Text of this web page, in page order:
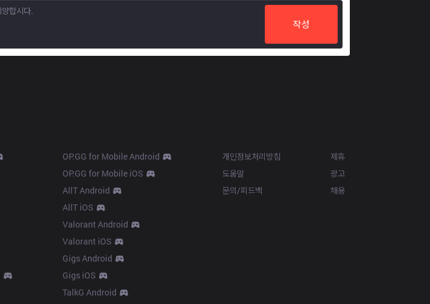
작성
OP.GG for Mobile Android
OP.GG for Mobile iOS
AllT Android
AllT iOS
Valorant Android
Valorant iOS
Gigs Android
Gigs iOS
TalkG Android
개인정보처리방침
도움말
문의/피드백
제휴
광고
채용